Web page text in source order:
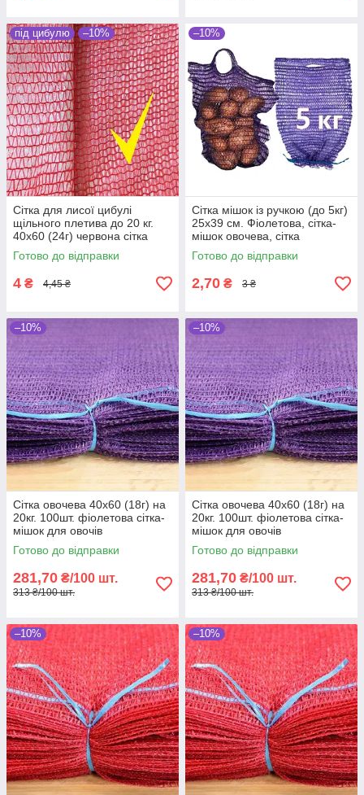
під цибулю –10%
Сітка для лисої цибулі
щільного плетива до 20 кг.
40х60 (24г) червона сітка
овочева подвійна
Готово до відправки
4 ₴ 4,45 ₴
–10%
Сітка мішок із ручкою (до 5кг)
25х39 см. Фіолетова, сітка-
мішок овочева, сітка
пакувальна для овочів, мішки
овочеві
Готово до відправки
2,70 ₴ 3 ₴
–10%
Сітка овочева 40х60 (18г) на
20кг. 100шт. фіолетова сітка-
мішок для овочів
Готово до відправки
281,70 ₴/100 шт.
313 ₴/100 шт.
–10%
Сітка овочева 40х60 (18г) на
20кг. 100шт. фіолетова сітка-
мішок для овочів
Готово до відправки
281,70 ₴/100 шт.
313 ₴/100 шт.
–10% –10%